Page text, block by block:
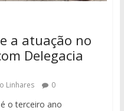
a atuação no
Delegacia
Linhares 0
o terceiro ano